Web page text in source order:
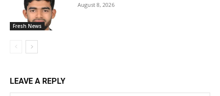
Fresh News
August 8, 2026
LEAVE A REPLY